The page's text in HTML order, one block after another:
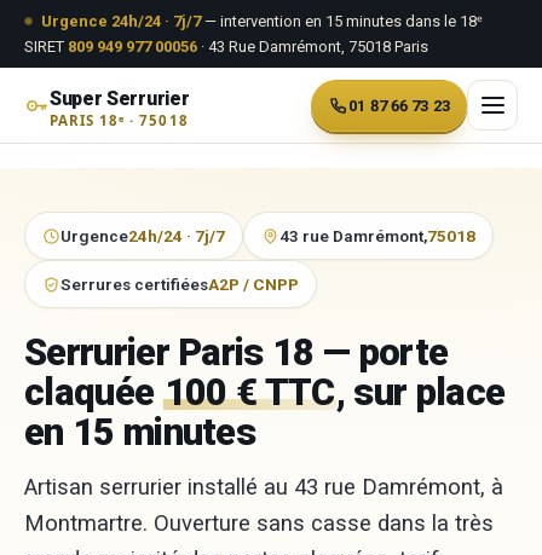
Aller au contenu
Urgence 24h/24 · 7j/7— intervention en 15 minutes dans le 18ᵉ
SIRET 809 949 977 00056 · 43 Rue Damrémont, 75018 Paris
Super Serrurier
PARIS 18ᵉ · 75018
01 87 66 73 23
contenu
Urgence24h/24 · 7j/7 43 rue Damrémont,75018
Serrures certifiéesA2P / CNPP
Serrurier Paris 18 — porte
claquée 100 € TTC, sur place
en 15 minutes
Artisan serrurier installé au 43 rue Damrémont, à
Montmartre. Ouverture sans casse dans la très